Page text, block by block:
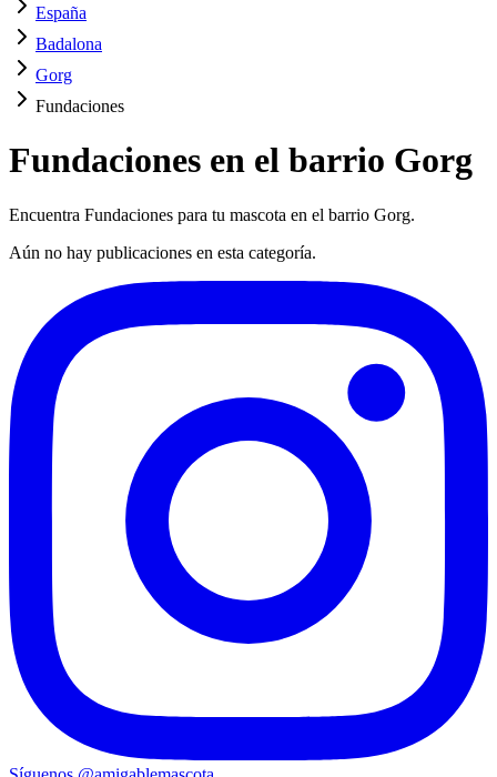
España
Badalona
Gorg
Fundaciones
Fundaciones en el barrio Gorg
Encuentra Fundaciones para tu mascota en el barrio Gorg.
Aún no hay publicaciones en esta categoría.